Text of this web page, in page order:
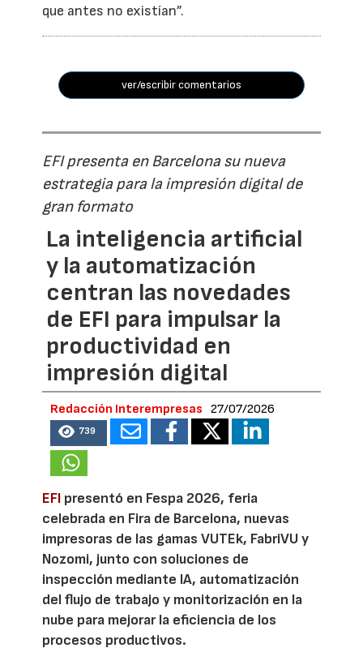
que antes no existían”.
ver/escribir comentarios
EFI presenta en Barcelona su nueva
estrategia para la impresión digital de
gran formato
La inteligencia artificial
y la automatización
centran las novedades
de EFI para impulsar la
productividad en
impresión digital
Redacción Interempresas 27/07/2026
739
EFI presentó en Fespa 2026, feria
celebrada en Fira de Barcelona, nuevas
impresoras de las gamas VUTEk, FabriVU y
Nozomi, junto con soluciones de
inspección mediante IA, automatización
del flujo de trabajo y monitorización en la
nube para mejorar la eficiencia de los
procesos productivos.